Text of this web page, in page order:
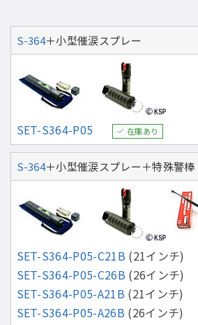
S-364＋小型催涙スプレー
SET-S364-P05 在庫あり
S-364＋小型催涙スプレー＋特殊警棒
SET-S364-P05-C21B (21インチ)
SET-S364-P05-C26B (26インチ)
SET-S364-P05-A21B (21インチ)
SET-S364-P05-A26B (26インチ)